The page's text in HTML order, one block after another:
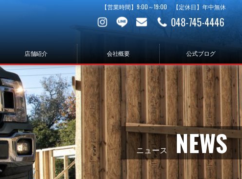
【営業時間】9:00～19:00 【定休日】年中無休
048-745-4446
店舗紹介 会社概要 公式ブログ
ニュース NEWS